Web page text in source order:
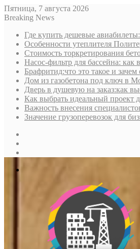
Пятница, 7 августа 2026
Breaking News
Где купить дешевые
Особенности утеплителя
Стоимость торкретирования
Насос-фильтр для бассейна: как
Брафритид:что это такое и
Дом из газобетона под ключ в
Дверь в душевую на заказ:как
Как выбрать идеальный проект
Важность внесения
Значение грузоперевозок для